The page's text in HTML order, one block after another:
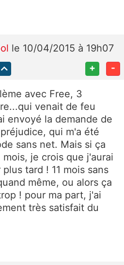
le 10/04/2015 à 19h07
+ -
avec Free, 3
venait de feu
envoyé la demande de
qui m'a été
sans net. Mais si ça
je crois que j'aurai
tard ! 11 mois sans
même, ou alors ça
! pour ma part, j'ai
très satisfait du